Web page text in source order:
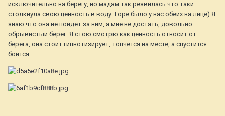
исключительно на берегу, но мадам так резвилась что таки
столкнула свою ценность в воду. Горе было у нас обеих на лице) Я
знаю что она не пойдет за ним, а мне не достать, довольно
обрывистый берег. Я стою смотрю как ценность относит от
берега, она стоит гипнотизирует, топчется на месте, а спустится
боится.